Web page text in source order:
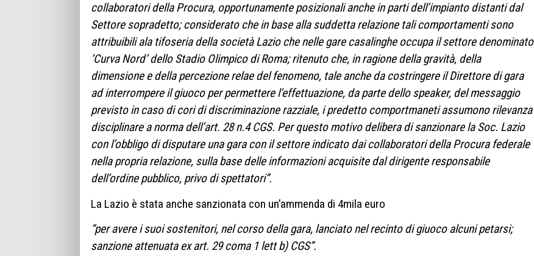
collaboratori della Procura, opportunamente posizionali anche in parti dell’impianto distanti dal
Settore sopradetto; considerato che in base alla suddetta relazione tali comportamenti sono
attribuibili ala tifoseria della società Lazio che nelle gare casalinghe occupa il settore denominato
‘Curva Nord’ dello Stadio Olimpico di Roma; ritenuto che, in ragione della gravità, della
dimensione e della percezione relae del fenomeno, tale anche da costringere il Direttore di gara
ad interrompere il giuoco per permettere l’effettuazione, da parte dello speaker, del messaggio
previsto in caso di cori di discriminazione razziale, i predetto comportmaneti assumono rilevanza
disciplinare a norma dell’art. 28 n.4 CGS. Per questo motivo delibera di sanzionare la Soc. Lazio
con l’obbligo di disputare una gara con il settore indicato dai collaboratori della Procura federale
nella propria relazione, sulla base delle informazioni acquisite dal dirigente responsabile
dell’ordine pubblico, privo di spettatori”.
La Lazio è stata anche sanzionata con un’ammenda di 4mila euro
“per avere i suoi sostenitori, nel corso della gara, lanciato nel recinto di giuoco alcuni petarsi;
sanzione attenuata ex art. 29 coma 1 lett b) CGS”.